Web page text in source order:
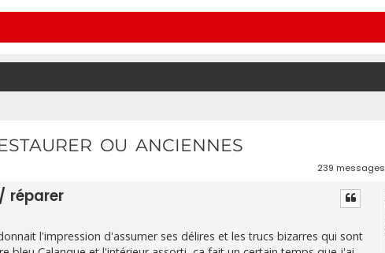
OU ANCIENNES
239 messages
réparer
l'impression d'assumer ses délires et les trucs bizarres qui sont